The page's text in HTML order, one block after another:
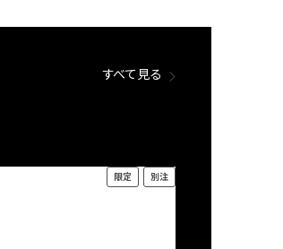
すべて見る
限定 別注